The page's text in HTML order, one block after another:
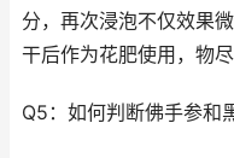
分，再次浸泡不仅效果
干后作为花肥使用，物尽
Q5：如何判断佛手参和